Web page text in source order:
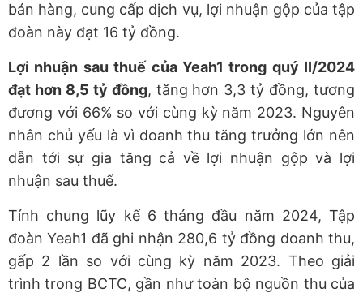
bán hàng, cung cấp dịch vụ, lợi nhuận gộp của tập
đoàn này đạt 16 tỷ đồng.
Lợi nhuận sau thuế của Yeah1 trong quý II/2024
đạt hơn 8,5 tỷ đồng, tăng hơn 3,3 tỷ đồng, tương
đương với 66% so với cùng kỳ năm 2023. Nguyên
nhân chủ yếu là vì doanh thu tăng trưởng lớn nên
dẫn tới sự gia tăng cả về lợi nhuận gộp và lợi
nhuận sau thuế.
Tính chung lũy kế 6 tháng đầu năm 2024, Tập
đoàn Yeah1 đã ghi nhận 280,6 tỷ đồng doanh thu,
gấp 2 lần so với cùng kỳ năm 2023. Theo giải
trình trong BCTC, gần như toàn bộ nguồn thu của